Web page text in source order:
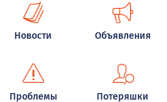
Новости Объявления
Проблемы Потеряшки